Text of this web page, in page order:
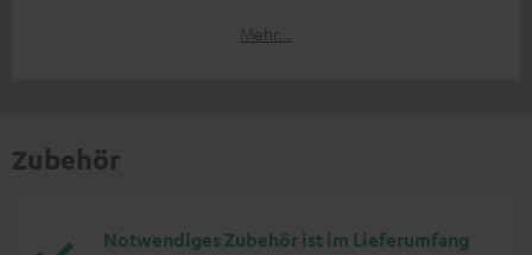
Mehr...
Zubehör
Notwendiges Zubehör ist im Lieferumfang